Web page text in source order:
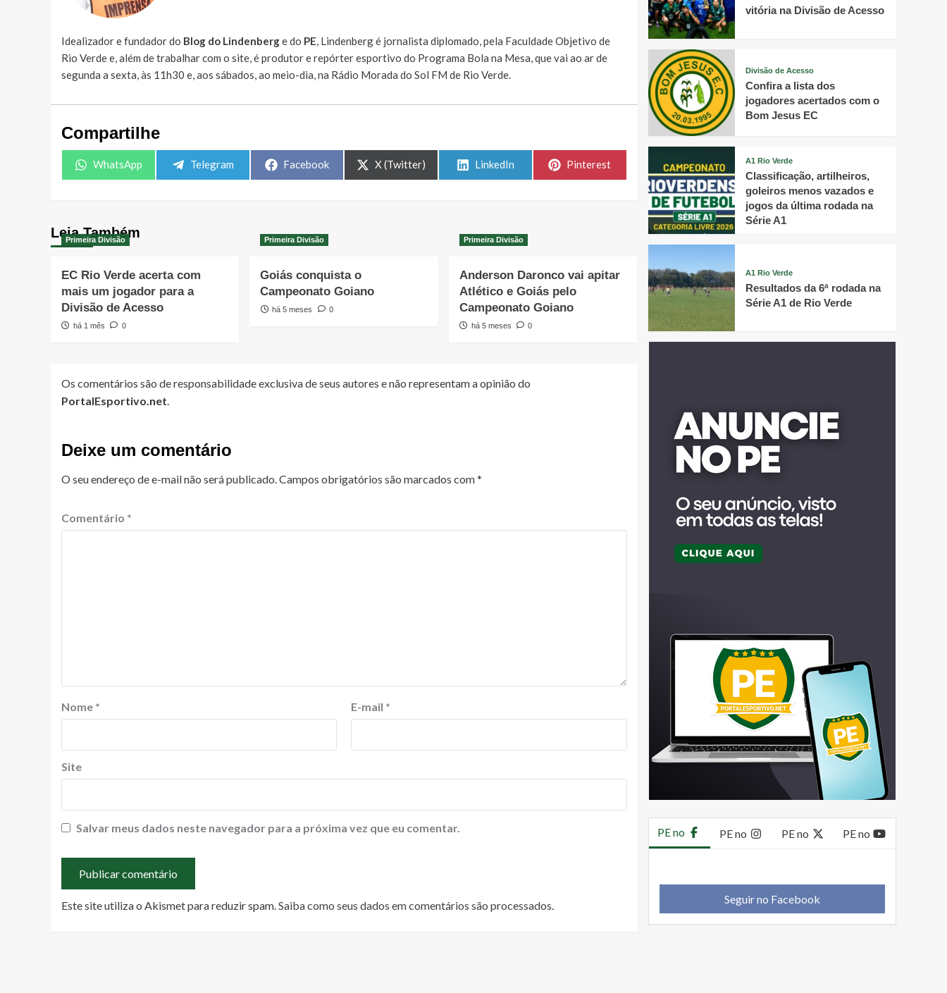
Idealizador e fundador do Blog do Lindenberge do PE, Lindenberg é jornalista diplomado, pela Faculdade Objetivo de
Rio Verde e, além de trabalhar com o site, é produtor e repórter esportivo do Programa Bola na Mesa, que vai ao ar de
segunda a sexta, às 11h30 e, aos sábados, ao meio-dia, na Rádio Morada do Sol FM de Rio Verde.
Compartilhe
Share
WhatsApp
Share
Telegram
Share
Facebook
Share
on
X (Twitter)
Share
LinkedIn
Share
Pinterest
Leia Também
Primeira Divisão
EC Rio Verde acerta com
mais um jogador para a
Divisão de Acesso
há 1 mês 0
Primeira Divisão
Goiás conquista o
Campeonato Goiano
há 5 meses 0
Primeira Divisão
Anderson Daronco vai apitar
Atlético e Goiás pelo
Campeonato Goiano
há 5 meses 0
Os comentários são de responsabilidade exclusiva de seus autores e não representam a opinião do
PortalEsportivo.net
Deixe um comentário
O seu endereço de e-mail não será publicado. Campos obrigatórios são marcados com*
Comentário *
Nome * E-mail *
Site
Salvar meus dados neste navegador para a próxima vez que eu comentar.
Este site utiliza o Akismet para reduzir spam.Saiba como seus dados em comentários são processados.
vitória na Divisão de Acesso
Divisão de Acesso
Confira a lista dos
jogadores acertados com o
Bom Jesus EC
A1 Rio Verde
Classificação, artilheiros,
goleiros menos vazados e
jogos da última rodada na
Série A1
A1 Rio Verde
Resultados da 6ª rodada na
Série A1 de Rio Verde
PE no PE no PE no PE no
Seguir no Facebook